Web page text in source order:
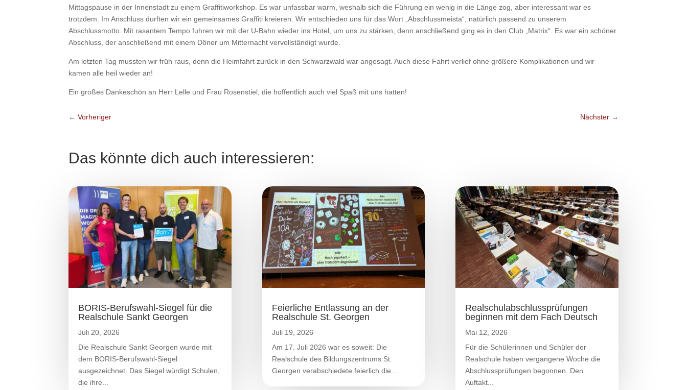
Mittagspause in der Innenstadt zu einem Graffitiworkshop. Es war unfassbar warm, weshalb sich die Führung ein wenig in die Länge zog, aber interessant war es
trotzdem. Im Anschluss durften wir ein gemeinsames Graffiti kreieren. Wir entschieden uns für das Wort „Abschlussmeista“, natürlich passend zu unserem
Abschlussmotto. Mit rasantem Tempo fuhren wir mit der U-Bahn wieder ins Hotel, um uns zu stärken, denn anschließend ging es in den Club „Matrix“. Es war ein schöner
Abschluss, der anschließend mit einem Döner um Mitternacht vervollständigt wurde.
Am letzten Tag mussten wir früh raus, denn die Heimfahrt zurück in den Schwarzwald war angesagt. Auch diese Fahrt verlief ohne größere Komplikationen und wir
kamen alle heil wieder an!
Ein großes Dankeschön an Herr Lelle und Frau Rosenstiel, die hoffentlich auch viel Spaß mit uns hatten!
←Vorheriger Nächster→
Das könnte dich auch interessieren:
BORIS-Berufswahl-Siegel für die
Realschule Sankt Georgen
Juli 20, 2026
Die Realschule Sankt Georgen wurde mit
dem BORIS-Berufswahl-Siegel
ausgezeichnet. Das Siegel würdigt Schulen,
die ihre...
Feierliche Entlassung an der
Realschule St. Georgen
Juli 19, 2026
Am 17. Juli 2026 war es soweit: Die
Realschule des Bildungszentrums St.
Georgen verabschiedete feierlich die...
Realschulabschlussprüfungen
beginnen mit dem Fach Deutsch
Mai 12, 2026
Für die Schülerinnen und Schüler der
Realschule haben vergangene Woche die
Abschlussprüfungen begonnen. Den
Auftakt...